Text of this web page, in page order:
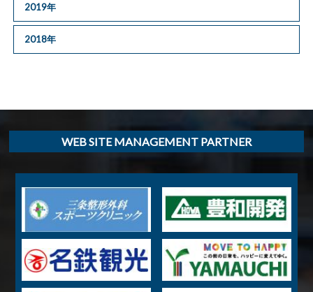
2019年
2018年
WEB SITE MANAGEMENT PARTNER